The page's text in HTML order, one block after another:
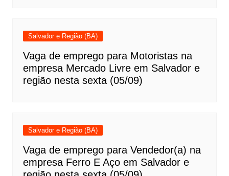
Salvador e Região (BA)
Vaga de emprego para Motoristas na
empresa Mercado Livre em Salvador e
região nesta sexta (05/09)
Salvador e Região (BA)
Vaga de emprego para Vendedor(a) na
empresa Ferro E Aço em Salvador e